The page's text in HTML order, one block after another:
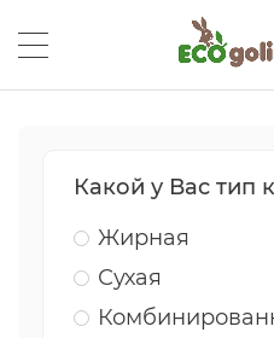
Какой у Вас тип
Жирная
Сухая